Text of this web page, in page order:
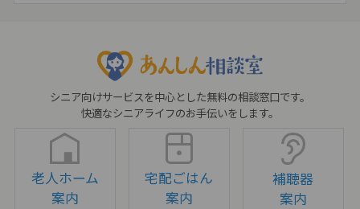
シニア向けサービスを中心とした無料の相談窓口です。
快適なシニアライフのお手伝いをします。
老人ホーム
案内
宅配ごはん
案内
補聴器
案内